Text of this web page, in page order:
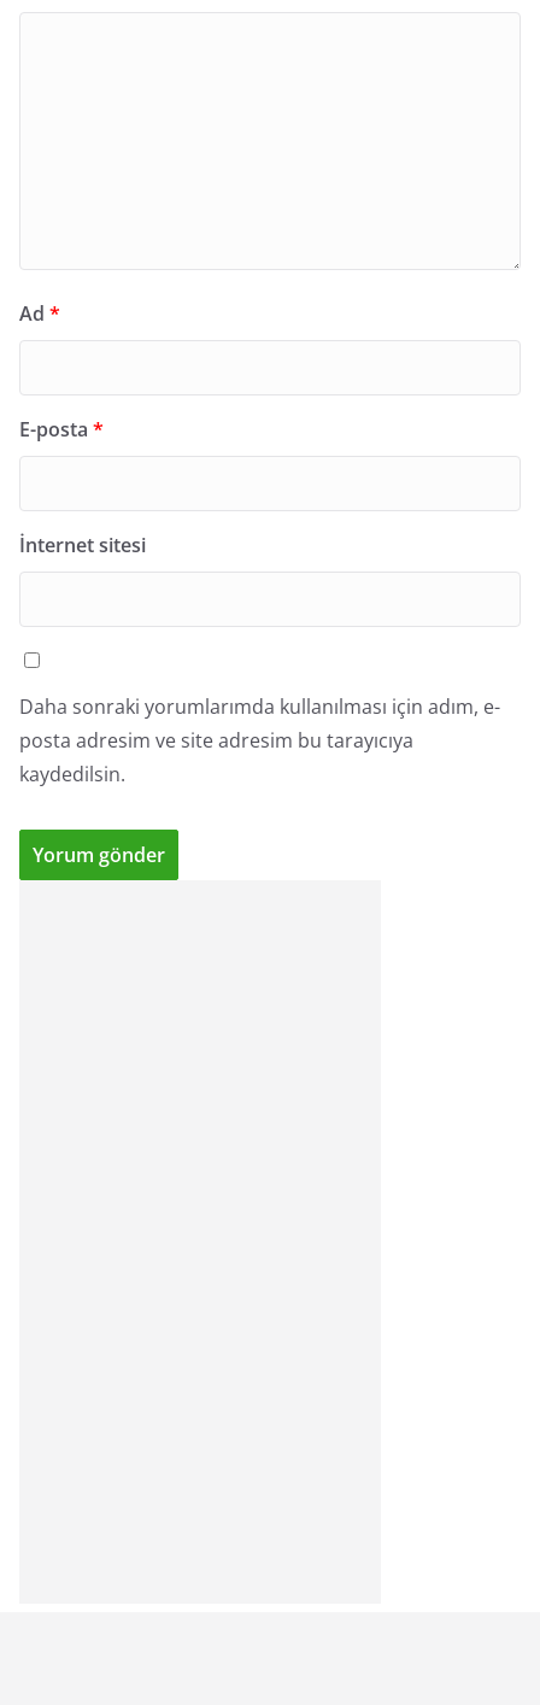
Ad *
E-posta *
İnternet sitesi
Daha sonraki yorumlarımda kullanılması için adım, e-
posta adresim ve site adresim bu tarayıcıya
kaydedilsin.